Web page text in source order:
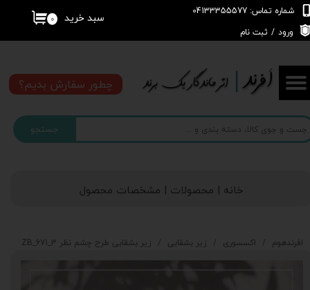
جستجو
شماره تماس: 04133355577
۰ سبد خرید
ورود / ثبت نام
حساب کاربری من
تغییر گذر واژه
سفارشات
خروج از حساب کاربری
چطور سفارش بدیم؟
خانه | محصولات | مشخصات محصول
افرندهوم اکسسوری زیر بشقابی زیر بشقابی طرح چشم نظر 3_671_ZB